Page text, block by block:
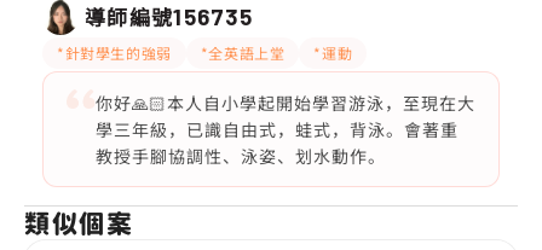
導師編號156735
*針對學生的強弱 *全英語上堂 *運動
你好🙏🏻本人自小學起開始學習游泳，至現在大
學三年級，已識自由式，蛙式，背泳。會著重
教授手腳協調性、泳姿、划水動作。
類似個案